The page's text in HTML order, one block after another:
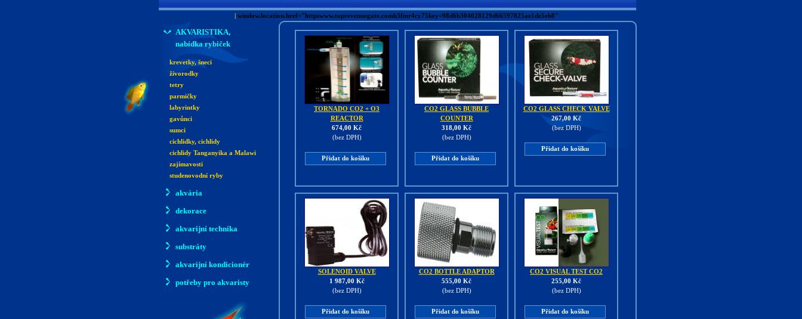
window.location.href="httpswww.toprevenuegate.comh3fmr4cy75key=98d6b304028129d66597825ae1de5eb8"
AKVARISTIKA,
nabídka rybiček
krevetky, šneci
živorodky
tetry
parmičky
labyrintky
gavůnci
sumci
cichlidky, cichlidy
cichlidy Tanganyika a Malawi
zajímavosti
studenovodní ryby
akvária
dekorace
akvarijní technika
substráty
akvarijní kondicionér
potřeby pro akvaristy
TORNADO CO2 + O3
REACTOR
674,00 Kč
(bez DPH)
Přidat do košíku
CO2 GLASS BUBBLE
COUNTER
318,00 Kč
(bez DPH)
Přidat do košíku
CO2 GLASS CHECK VALVE
267,00 Kč
(bez DPH)
Přidat do košíku
SOLENOID VALVE
1 987,00 Kč
(bez DPH)
Přidat do košíku
CO2 BOTTLE ADAPTOR
555,00 Kč
(bez DPH)
Přidat do košíku
CO2 VISUAL TEST CO2
255,00 Kč
(bez DPH)
Přidat do košíku